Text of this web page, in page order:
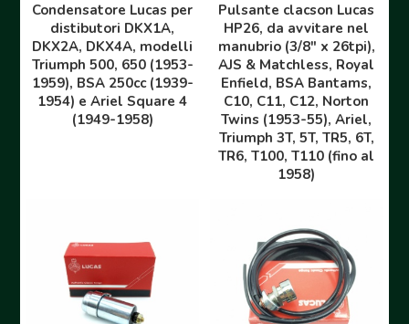
Condensatore Lucas per
distibutori DKX1A,
DKX2A, DKX4A, modelli
Triumph 500, 650 (1953-
1959), BSA 250cc (1939-
1954) e Ariel Square 4
(1949-1958)
Pulsante clacson Lucas
HP26, da avvitare nel
manubrio (3/8" x 26tpi),
AJS & Matchless, Royal
Enfield, BSA Bantams,
C10, C11, C12, Norton
Twins (1953-55), Ariel,
Triumph 3T, 5T, TR5, 6T,
TR6, T100, T110 (fino al
1958)